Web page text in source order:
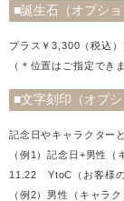
■誕生石（オプショ
プラス￥3,300（税込
（＊位置はご指定でき
■文字刻印（オプシ
記念日やキャラクター
（例1）記念日+男性
11.22 YtoC（お客様の
（例2）男性（キャラ